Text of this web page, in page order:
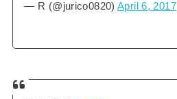
— R (@jurico0820)April 6, 2017